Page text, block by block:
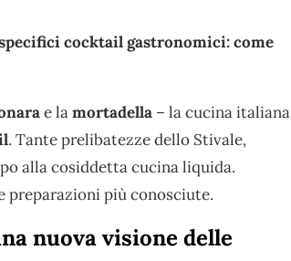
cocktail gastronomici: come
e lamortadella – la cucina italiana
. Tante prelibatezze dello Stivale,
alla cosiddetta cucina liquida.
preparazioni più conosciute.
nuova visione delle